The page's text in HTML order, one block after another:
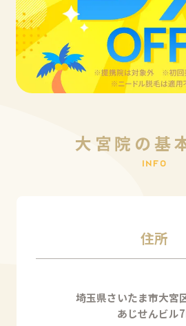
大宮院の基
N F O
住所
埼玉県さいたま市大宮
あじせんビル